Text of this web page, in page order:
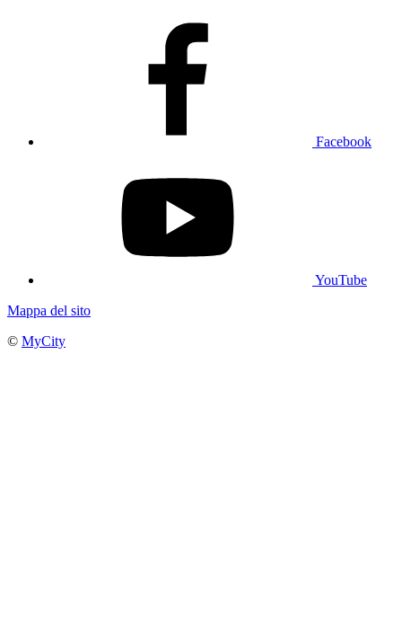
Facebook
YouTube
Mappa del sito
© MyCity